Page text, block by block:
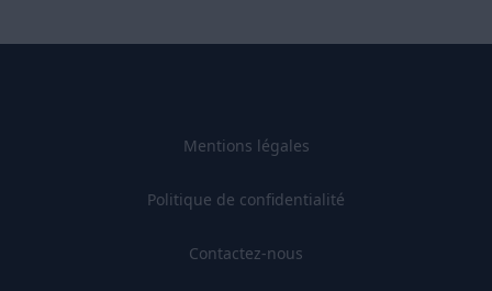
Mentions légales
Politique de confidentialité
Contactez-nous